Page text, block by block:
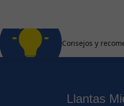
Consejos y
Llantas